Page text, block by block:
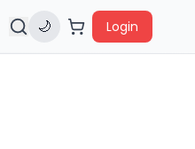
🌙 Login